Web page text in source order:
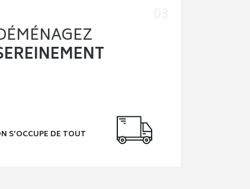
S'OCCUPE DE TOUT